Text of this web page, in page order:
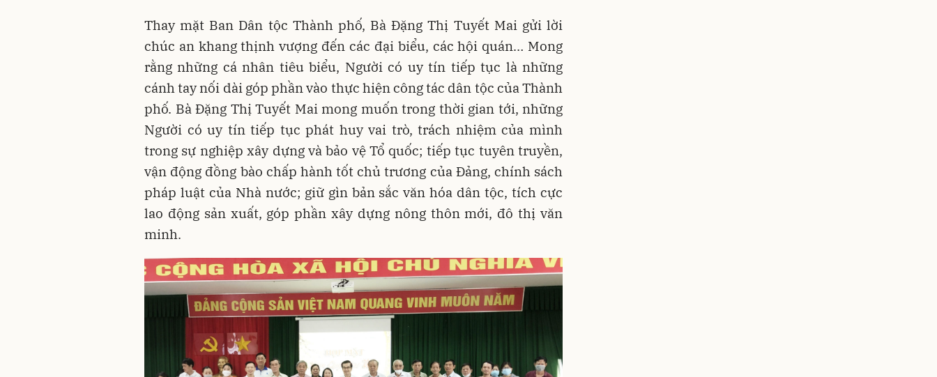
Thay mặt Ban Dân tộc Thành phố, Bà Đặng Thị Tuyết Mai gửi lời
chúc an khang thịnh vượng đến các đại biểu, các hội quán… Mong
rằng những cá nhân tiêu biểu, Người có uy tín tiếp tục là những
cánh tay nối dài góp phần vào thực hiện công tác dân tộc của Thành
phố. Bà Đặng Thị Tuyết Mai mong muốn trong thời gian tới, những
Người có uy tín tiếp tục phát huy vai trò, trách nhiệm của mình
trong sự nghiệp xây dựng và bảo vệ Tổ quốc; tiếp tục tuyên truyền,
vận động đồng bào chấp hành tốt chủ trương của Đảng, chính sách
pháp luật của Nhà nước; giữ gìn bản sắc văn hóa dân tộc, tích cực
lao động sản xuất, góp phần xây dựng nông thôn mới, đô thị văn
minh.